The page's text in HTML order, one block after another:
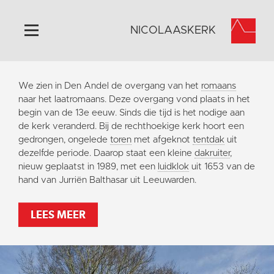
Home
Algemeen
Historie
Omgeving
Activiteiten
Steun ons
Contact
Vaktaal
NICOLAASKERK
We zien in Den Andel de overgang van het romaans
naar het laatromaans. Deze overgang vond plaats in het
begin van de 13e eeuw. Sinds die tijd is het nodige aan
de kerk veranderd. Bij de rechthoekige kerk hoort een
gedrongen, ongelede toren met afgeknot tentdak uit
dezelfde periode. Daarop staat een kleine dakruiter,
nieuw geplaatst in 1989, met een luidklok uit 1653 van de
hand van Jurriën Balthasar uit Leeuwarden.
LEES MEER